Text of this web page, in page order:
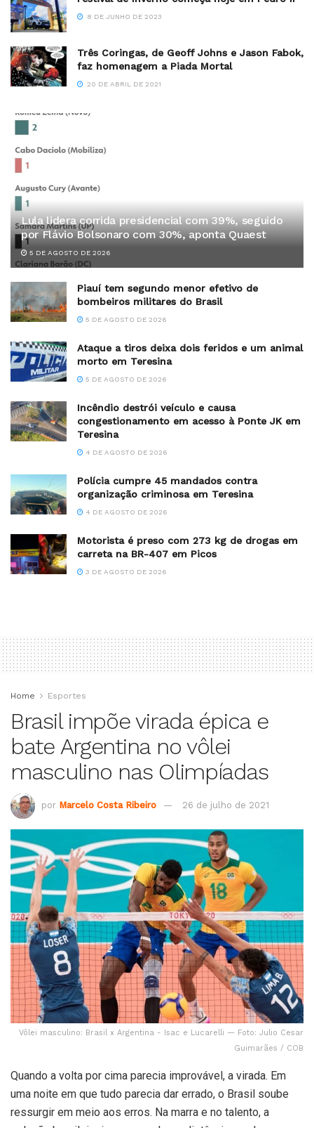
8 DE JUNHO DE 2023
Três Coringas, de Geoff Johns e Jason Fabok,
faz homenagem a Piada Mortal
20 DE ABRIL DE 2021
Lula lidera corrida presidencial com 39%, seguido
por Flávio Bolsonaro com 30%, aponta Quaest
5 DE AGOSTO DE 2026
Piauí tem segundo menor efetivo de
bombeiros militares do Brasil
5 DE AGOSTO DE 2026
Ataque a tiros deixa dois feridos e um animal
morto em Teresina
5 DE AGOSTO DE 2026
Incêndio destrói veículo e causa
congestionamento em acesso à Ponte JK em
Teresina
4 DE AGOSTO DE 2026
Polícia cumpre 45 mandados contra
organização criminosa em Teresina
4 DE AGOSTO DE 2026
Motorista é preso com 273 kg de drogas em
carreta na BR-407 em Picos
3 DE AGOSTO DE 2026
Home Esportes
Brasil impõe virada épica e
bate Argentina no vôlei
masculino nas Olimpíadas
por Marcelo Costa Ribeiro 26 de julho de 2021
Vôlei masculino: Brasil x Argentina - Isac e Lucarelli — Foto: Julio Cesar
Guimarães / COB
Quando a volta por cima parecia improvável, a virada. Em
uma noite em que tudo parecia dar errado, o Brasil soube
ressurgir em meio aos erros. Na marra e no talento, a